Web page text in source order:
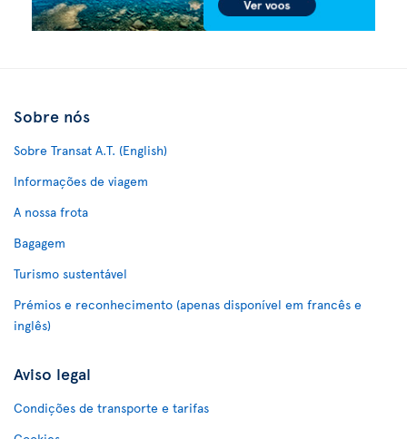
Sobre nós
Sobre Transat A.T. (English)
Informações de viagem
A nossa frota
Bagagem
Turismo sustentável
Prémios e reconhecimento (apenas disponível em francês e
inglês)
Aviso legal
Condições de transporte e tarifas